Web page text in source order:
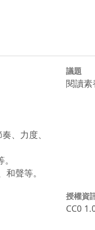
、力度、
聲等。
議題
閱讀素
授權資
CC0